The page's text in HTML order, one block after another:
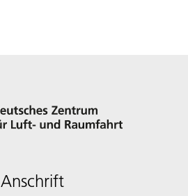
Anschrift